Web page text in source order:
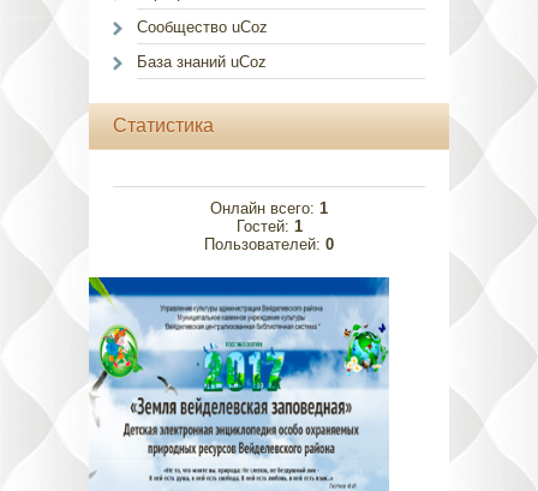
Сообщество uCoz
База знаний uCoz
Статистика
Онлайн всего: 1
Гостей: 1
Пользователей: 0